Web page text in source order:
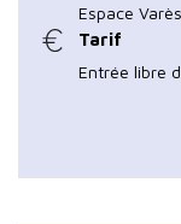
Espace
Tarif
Entrée libre